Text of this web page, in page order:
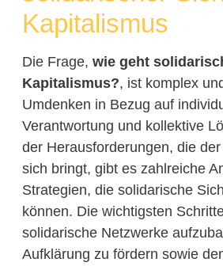
Kapitalismus
Die Frage, wie geht
Kapitalismus?, ist komplex
Umdenken in Bezug auf
Verantwortung und kollektive
der Herausforderungen, die
sich bringt, gibt es zahlreiche
Strategien, die solidarische
können. Die wichtigsten
solidarische Netzwerke
Aufklärung zu fördern sowie